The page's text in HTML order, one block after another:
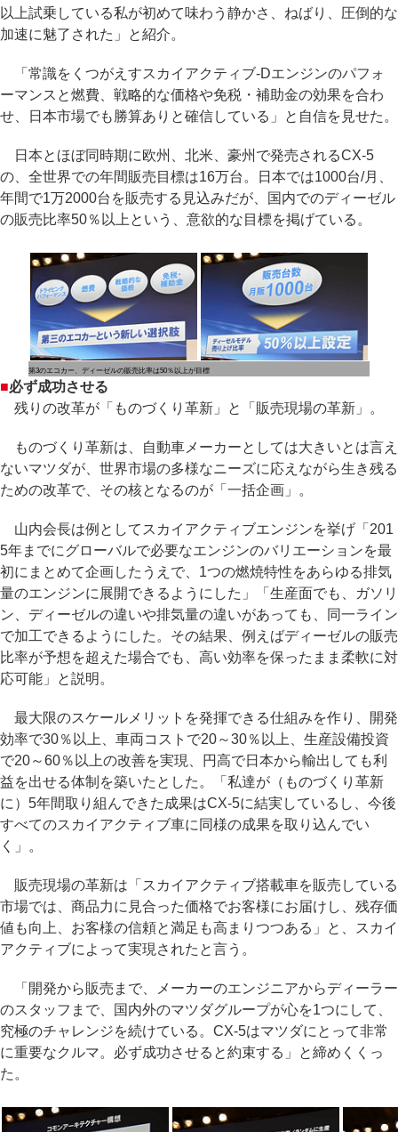
以上試乗している私が初めて味わう静かさ、ねばり、圧倒的な
加速に魅了された」と紹介。
「常識をくつがえすスカイアクティブ-Dエンジンのパフォ
ーマンスと燃費、戦略的な価格や免税・補助金の効果を合わ
せ、日本市場でも勝算ありと確信している」と自信を見せた。
日本とほぼ同時期に欧州、北米、豪州で発売されるCX-5
の、全世界での年間販売目標は16万台。日本では1000台/月、
年間で1万2000台を販売する見込みだが、国内でのディーゼル
の販売比率50％以上という、意欲的な目標を掲げている。
第3のエコカー、ディーゼルの販売比率は50％以上が目標
■必ず成功させる
残りの改革が「ものづくり革新」と「販売現場の革新」。
ものづくり革新は、自動車メーカーとしては大きいとは言え
ないマツダが、世界市場の多様なニーズに応えながら生き残る
ための改革で、その核となるのが「一括企画」。
山内会長は例としてスカイアクティブエンジンを挙げ「201
5年までにグローバルで必要なエンジンのバリエーションを最
初にまとめて企画したうえで、1つの燃焼特性をあらゆる排気
量のエンジンに展開できるようにした」「生産面でも、ガソリ
ン、ディーゼルの違いや排気量の違いがあっても、同一ライン
で加工できるようにした。その結果、例えばディーゼルの販売
比率が予想を超えた場合でも、高い効率を保ったまま柔軟に対
応可能」と説明。
最大限のスケールメリットを発揮できる仕組みを作り、開発
効率で30％以上、車両コストで20～30％以上、生産設備投資
で20～60％以上の改善を実現、円高で日本から輸出しても利
益を出せる体制を築いたとした。「私達が（ものづくり革新
に）5年間取り組んできた成果はCX-5に結実しているし、今後
すべてのスカイアクティブ車に同様の成果を取り込んでい
く」。
販売現場の革新は「スカイアクティブ搭載車を販売している
市場では、商品力に見合った価格でお客様にお届けし、残存価
値も向上、お客様の信頼と満足も高まりつつある」と、スカイ
アクティブによって実現されたと言う。
「開発から販売まで、メーカーのエンジニアからディーラー
のスタッフまで、国内外のマツダグループが心を1つにして、
究極のチャレンジを続けている。CX-5はマツダにとって非常
に重要なクルマ。必ず成功させると約束する」と締めくくっ
た。